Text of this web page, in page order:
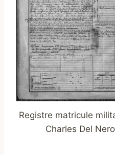
Registre matricule
Charles Del Nero